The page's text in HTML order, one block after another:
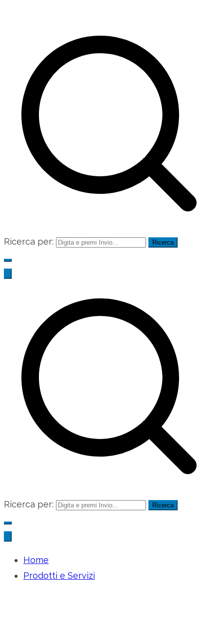
Ricerca per:
Ricerca per:
Home
Prodotti e Servizi